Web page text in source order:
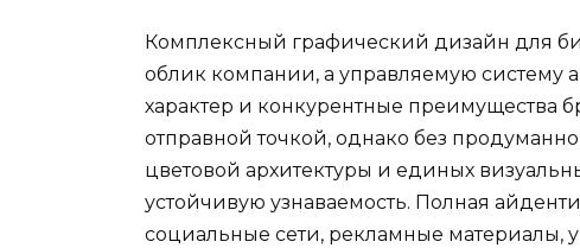
Комплексный графический дизайн для
облик компании, а управляемую систему
характер и конкурентные преимущества
отправной точкой, однако без
цветовой архитектуры и единых
устойчивую узнаваемость. Полная
социальные сети, рекламные материалы,